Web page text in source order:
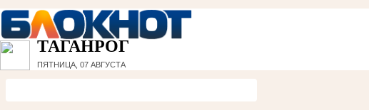
ТАГАНРОГ
ПЯТНИЦА, 07 АВГУСТА